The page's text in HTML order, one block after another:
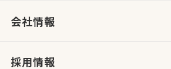
会社情報
採用情報